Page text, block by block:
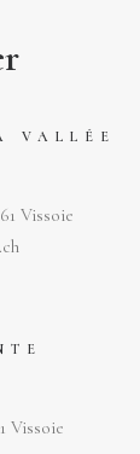
VALLÉE
Vissoie
Vissoie